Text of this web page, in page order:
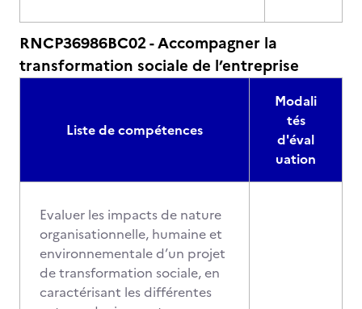
RNCP36986BC02 - Accompagner la
transformation sociale de l’entreprise
Liste de compétences
Modali
tés
d'éval
uation
Evaluer les impacts de nature
organisationnelle, humaine et
environnementale d’un projet
de transformation sociale, en
caractérisant les différentes